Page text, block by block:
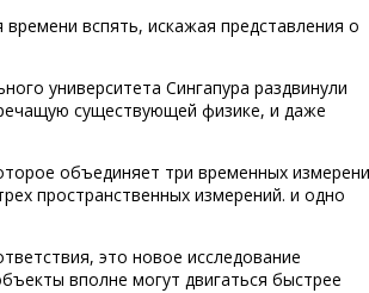
вспять, искажая представления о
университета Сингапура раздвинули
существующей физике, и даже
объединяет три временных
пространственных измерений. и одно
это новое исследование
вполне могут двигаться быстрее